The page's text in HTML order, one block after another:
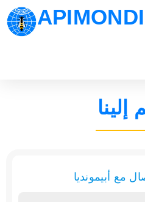
إلينا
مع أبيمونديا